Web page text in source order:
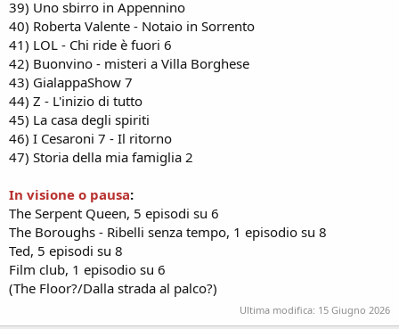
39) Uno sbirro in Appennino
40) Roberta Valente - Notaio in Sorrento
41) LOL - Chi ride è fuori 6
42) Buonvino - misteri a Villa Borghese
43) GialappaShow 7
44) Z - L'inizio di tutto
45) La casa degli spiriti
46) I Cesaroni 7 - Il ritorno
47) Storia della mia famiglia 2
In visione o pausa:
The Serpent Queen, 5 episodi su 6
The Boroughs - Ribelli senza tempo, 1 episodio su 8
Ted, 5 episodi su 8
Film club, 1 episodio su 6
(The Floor?/Dalla strada al palco?)
Ultima modifica: 15 Giugno 2026